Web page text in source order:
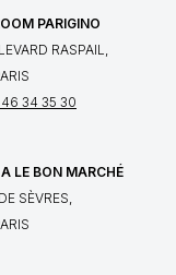
PARIGINO
RASPAIL,
34 35 30
LE BON MARCHÉ
SÈVRES,